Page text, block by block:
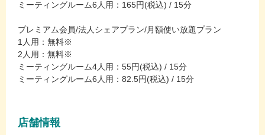
ミーティングルーム6人用：165円(税込) / 15分
プレミアム会員/法人シェアプラン/月額使い放題プラン
1人用：無料※
2人用：無料※
ミーティングルーム4人用：55円(税込) / 15分
ミーティングルーム6人用：82.5円(税込) / 15分
店舗情報